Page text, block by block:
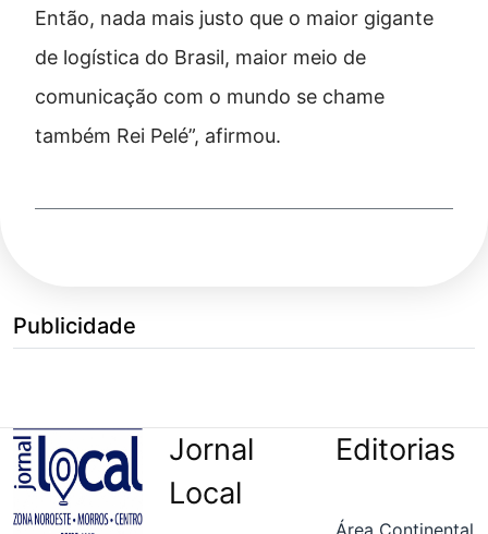
Então, nada mais justo que o maior gigante
de logística do Brasil, maior meio de
comunicação com o mundo se chame
também Rei Pelé”, afirmou.
Publicidade
Jornal
Local
Editorias
Área Continental